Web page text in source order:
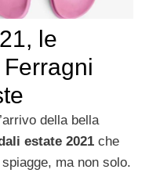
le
della bella
estate 2021 che
ma non solo.